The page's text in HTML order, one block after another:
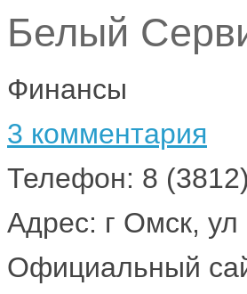
Белый
Финансы
3 комментария
Телефон: 8
Адрес: г Омск,
Официальный